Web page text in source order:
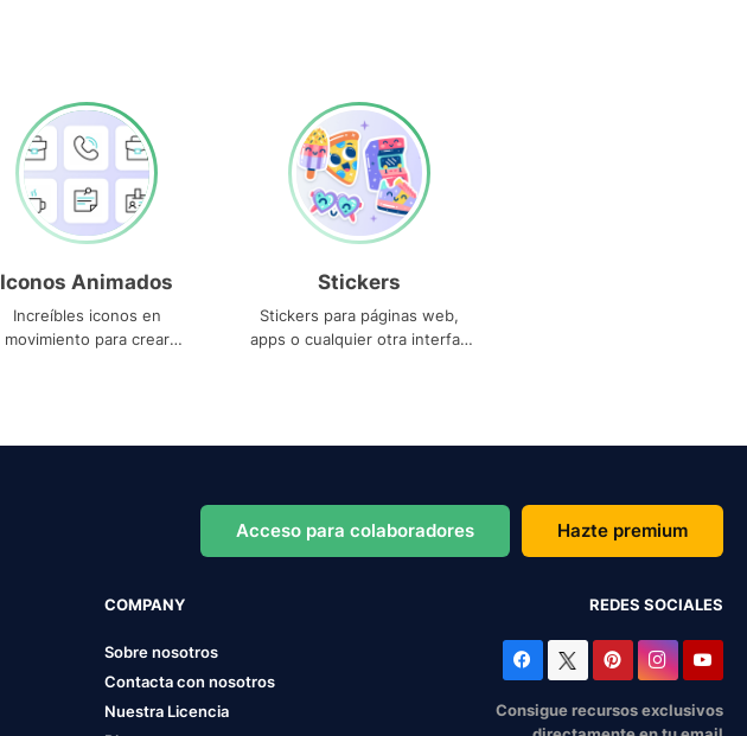
Iconos Animados
Increíbles iconos en
movimiento para crear
Stickers
Stickers para páginas web,
apps o cualquier otra interfaz
Acceso para colaboradores Hazte premium
COMPANY
Sobre nosotros
Contacta con nosotros
Nuestra Licencia
REDES SOCIALES
Consigue recursos exclusivos